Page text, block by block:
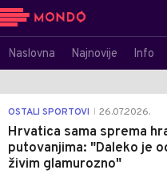
Naslovna Najnovije Info
OSTALI SPORTOVI 26.07.2026.
Hrvatica sama sprema
putovanjima: "Daleko je
živim glamurozno"